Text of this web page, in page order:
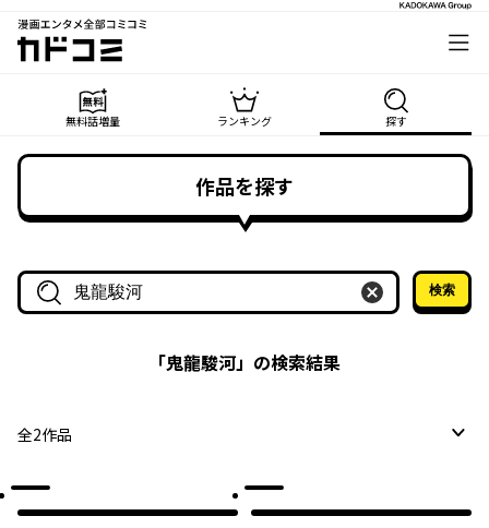
漫画エンタメ全部コミコミ
カドコミ
無料話増量 ランキング 探す
作品を探す
作品名・作家名で探す
検索
「鬼龍駿河」の検索結果
全2作品